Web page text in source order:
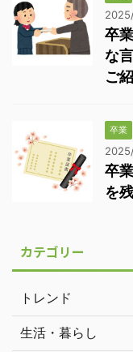
卒
な
ご
卒業
卒
を
カテゴリー
トレンド
生活・暮らし